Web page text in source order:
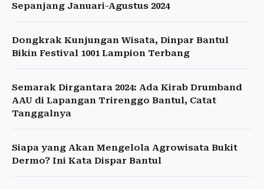
Sepanjang Januari-Agustus 2024
Dongkrak Kunjungan Wisata, Dinpar Bantul
Bikin Festival 1001 Lampion Terbang
Semarak Dirgantara 2024: Ada Kirab Drumband
AAU di Lapangan Trirenggo Bantul, Catat
Tanggalnya
Siapa yang Akan Mengelola Agrowisata Bukit
Dermo? Ini Kata Dispar Bantul